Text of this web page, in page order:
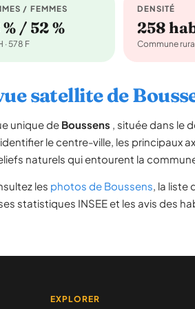
/ FEMMES
/ 52 %
· 578 F
DENSITÉ
258
Commune
satellite de
unique de Boussens , située dans le
le centre-ville, les principaux
naturels qui entourent la
les photos de Boussens, la liste
statistiques INSEE et les avis des
EXPLORER